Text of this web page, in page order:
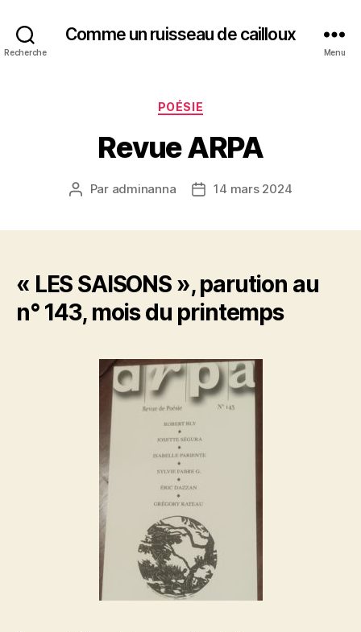
Recherche
Comme un ruisseau de cailloux
Menu
Catégories
POÉSIE
Revue ARPA
Auteur
Par adminanna
Date14 mars 2024
« LES SAISONS », parution au
n° 143, mois du printemps